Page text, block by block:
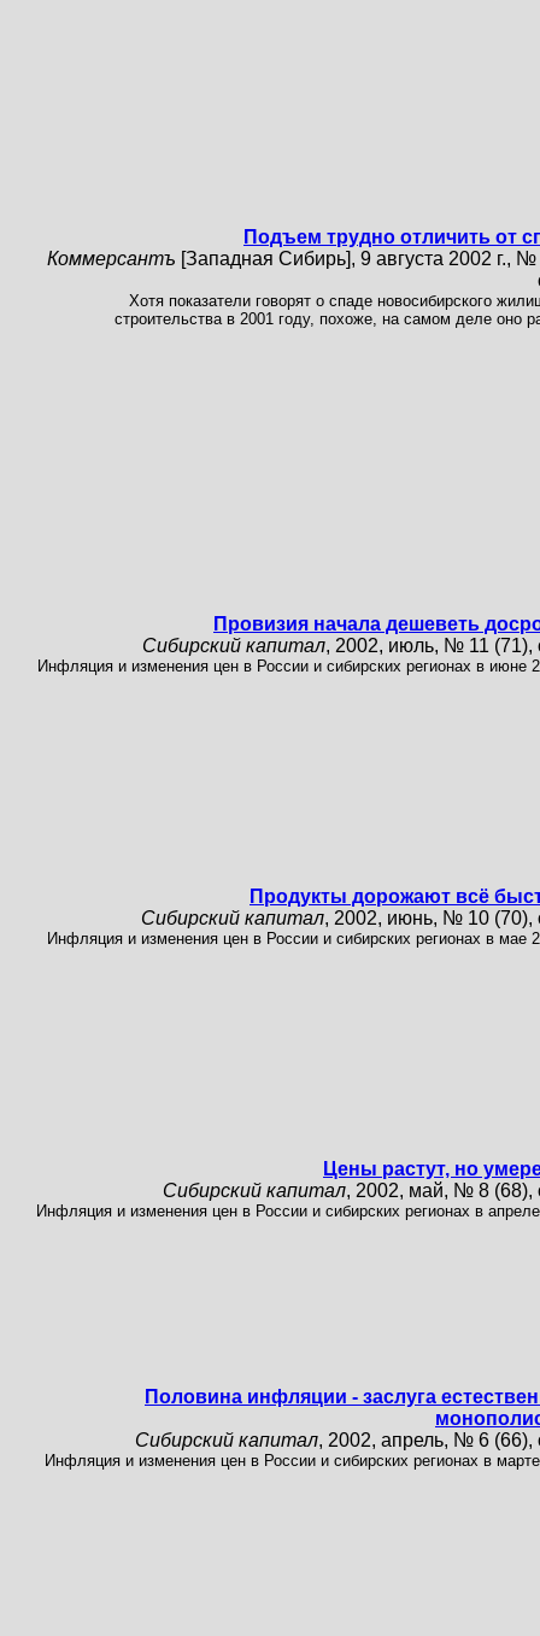
Подъем трудно отличить от
Коммерсантъ [Западная Сибирь], 9 августа 2002 г.,
Хотя показатели говорят о спаде новосибирского
строительства в 2001 году, похоже, на самом деле оно
Провизия начала дешеветь
Сибирский капитал, 2002, июль, № 11 (71),
Инфляция и изменения цен в России и сибирских регионах в июне
Продукты дорожают всё
Сибирский капитал, 2002, июнь, № 10 (70),
Инфляция и изменения цен в России и сибирских регионах в мае
Цены растут, но
Сибирский капитал, 2002, май, № 8 (68),
Инфляция и изменения цен в России и сибирских регионах в
Половина инфляции - заслуга
Сибирский капитал, 2002, апрель, № 6 (66),
Инфляция и изменения цен в России и сибирских регионах в